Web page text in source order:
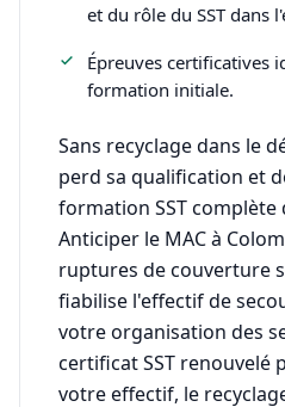
et du rôle du SST dans
Épreuves certificatives
formation initiale.
Sans recyclage dans le
perd sa qualification et
formation SST complète
Anticiper le MAC à
ruptures de couverture
fiabilise l'effectif de
votre organisation des
certificat SST renouvelé
votre effectif, le